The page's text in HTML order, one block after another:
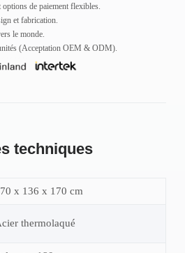
de paiement flexibles.
et fabrication.
le monde.
(Acceptation OEM & ODM).
techniques
x 136 x 170 cm
thermolaqué